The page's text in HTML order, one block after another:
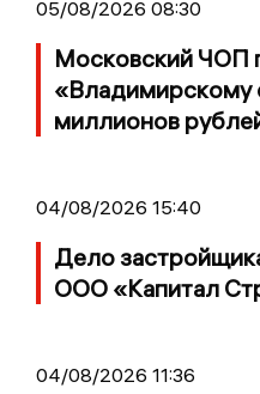
05/08/2026 08:30
Московский ЧОП
«Владимирскому
миллионов
04/08/2026 15:40
Дело
ООО «Капитал
04/08/2026 11:36